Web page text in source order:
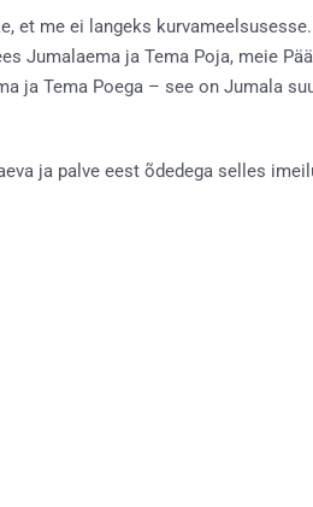
me ei langeks
Jumalaema ja Tema Poja, meie
ja Tema Poega – see on Jumala
ja palve eest õdedega selles